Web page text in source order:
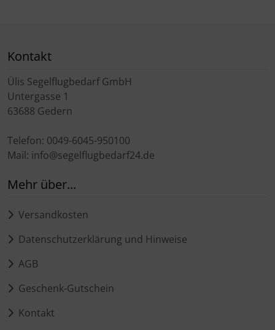
Kontakt
Ülis Segelflugbedarf GmbH
Untergasse 1
63688 Gedern
Telefon: 0049-6045-950100
Mail: info@segelflugbedarf24.de
Mehr über...
Versandkosten
Datenschutzerklärung und Hinweise
AGB
Geschenk-Gutschein
Kontakt